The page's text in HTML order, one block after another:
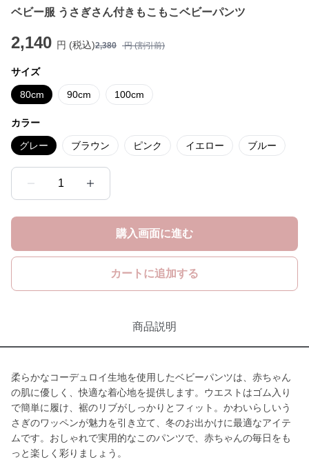
ベビー服 うさぎさん付きもこもこベビーパンツ
2,140 円 (税込)2,380 円 (割引前)
サイズ
80cm 90cm 100cm
カラー
グレー ブラウン ピンク イエロー ブルー
1
購入画面に進む
カートに追加する
商品説明
柔らかなコーデュロイ生地を使用したベビーパンツは、赤ちゃん
の肌に優しく、快適な着心地を提供します。ウエストはゴム入り
で簡単に履け、裾のリブがしっかりとフィット。かわいらしいう
さぎのワッペンが魅力を引き立て、冬のお出かけに最適なアイテ
ムです。おしゃれで実用的なこのパンツで、赤ちゃんの毎日をも
っと楽しく彩りましょう。